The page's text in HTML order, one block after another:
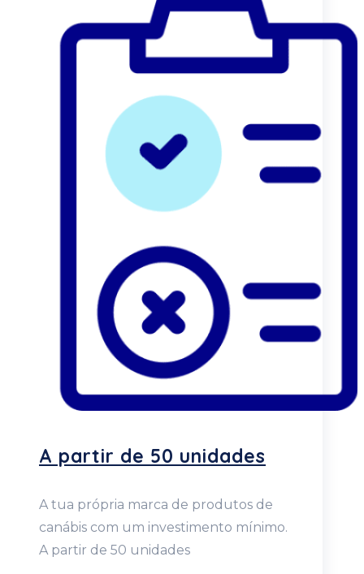
A partir de 50 unidades
A tua própria marca de produtos de
canábis com um investimento mínimo.
A partir de 50 unidades